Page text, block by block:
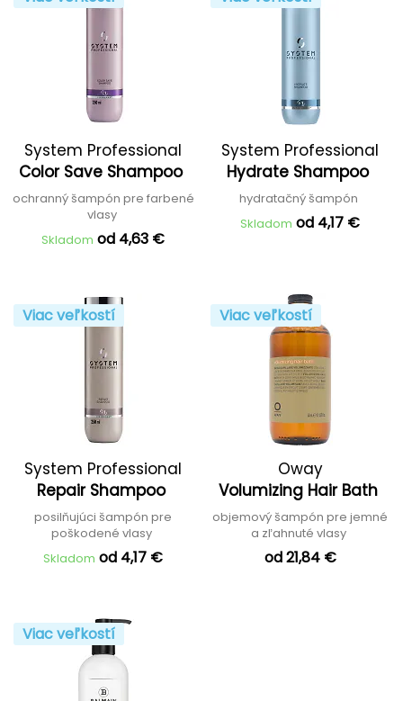
System Professional
Color Save Shampoo
ochranný šampón pre farbené
vlasy
Skladom od 4,63 €
System Professional
Hydrate Shampoo
hydratačný šampón
Skladom od 4,17 €
Viac veľkostí
System Professional
Repair Shampoo
posilňujúci šampón pre
poškodené vlasy
Skladom od 4,17 €
Viac veľkostí
Oway
Volumizing Hair Bath
objemový šampón pre jemné
a zľahnuté vlasy
od 21,84 €
Viac veľkostí